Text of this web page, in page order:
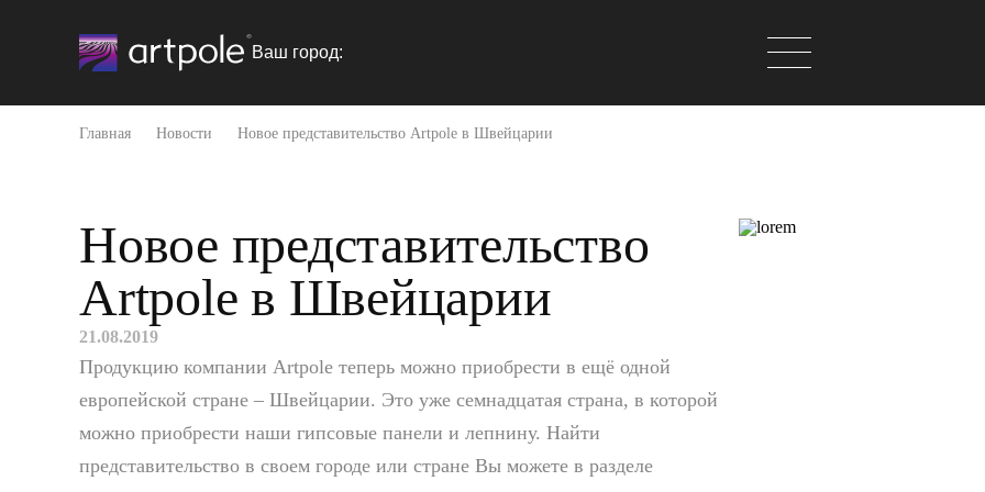
Ваш город:
Главная Новости Новое представительство Artpole в Швейцарии
Новое представительство
Artpole в Швейцарии
21.08.2019
Продукцию компании Artpole теперь можно приобрести в ещё одной
европейской стране – Швейцарии. Это уже семнадцатая страна, в которой
можно приобрести наши гипсовые панели и лепнину. Найти
представительство в своем городе или стране Вы можете в разделе